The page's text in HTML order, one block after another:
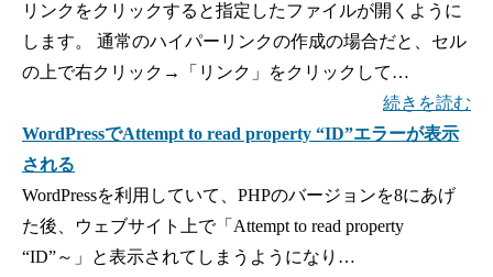
リンクをクリックすると指定したファイルが開くように
します。 通常のハイパーリンクの作成の場合だと、セル
の上で右クリック→「リンク」をクリックして…
続きを読む
WordPressでAttempt to read property “ID”エラーが表示
される
WordPressを利用していて、PHPのバージョンを8にあげ
た後、ウェブサイト上で「Attempt to read property
“ID”～」と表示されてしまうようになり…